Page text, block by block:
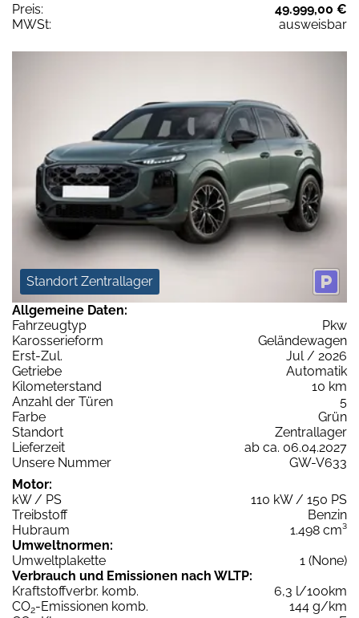
Preis:
49.999,00 €
MWSt:
ausweisbar
Standort Zentrallager
Allgemeine Daten:
Fahrzeugtyp
Pkw
Karosserieform
Geländewagen
Erst-Zul.
Jul / 2026
Getriebe
Automatik
Kilometerstand
10 km
Anzahl der Türen
5
Farbe
Grün
Standort
Zentrallager
Lieferzeit
ab ca. 06.04.2027
Unsere Nummer
GW-V633
Motor:
kW / PS
110 kW / 150 PS
Treibstoff
Benzin
Hubraum
1.498 cm³
Umweltnormen:
Umweltplakette
1 (None)
Verbrauch und Emissionen nach WLTP:
Kraftstoffverbr. komb.
6,3 l/100km
CO2-Emissionen komb.
144 g/km